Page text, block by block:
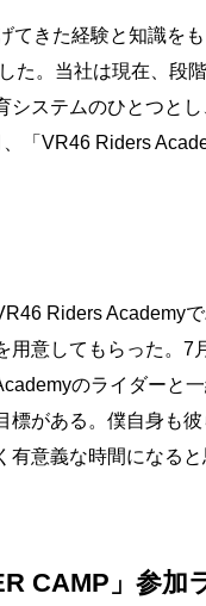
きた経験と知識を
た。当社は現在、段
ステムのひとつと
「VR46 Riders
Riders Academy
意してもらった。7
のライダーと
がある。僕自身も
意義な時間になると
CAMP」参加